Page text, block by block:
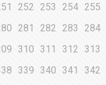
252 253 254 255
281 282 283 284
310 311 312 313
339 340 341 342